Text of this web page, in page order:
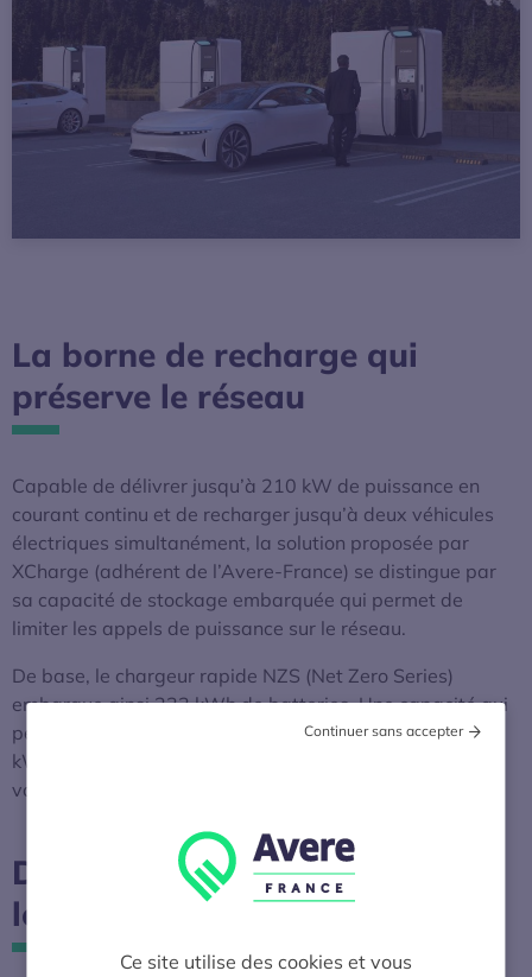
Ce site utilise des cookies et vous
Continuer sans accepter
La borne de recharge qui
préserve le réseau
Capable de délivrer jusqu’à 210 kW de puissance en
courant continu et de recharger jusqu’à deux véhicules
électriques simultanément, la solution proposée par
XCharge (adhérent de l’Avere-France) se distingue par
sa capacité de stockage embarquée qui permet de
limiter les appels de puissance sur le réseau.
De base, le chargeur rapide NZS (Net Zero Series)
embarque ainsi 233 kWh de batteries. Une capacité qui
peut être doublée selon les besoins pour atteindre 466
kWh, soit de quoi recharger l’équivalent de quelques 10
voitures citadines électriques sans impact sur le réseau.
De nombreux avantages pour
les opérateurs